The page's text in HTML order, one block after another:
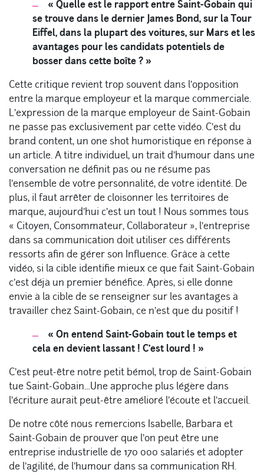
« Quelle est le rapport entre Saint-Gobain qui
se trouve dans le dernier James Bond, sur la Tour
Eiffel, dans la plupart des voitures, sur Mars et les
avantages pour les candidats potentiels de
bosser dans cette boîte ? »
Cette critique revient trop souvent dans l’opposition
entre la marque employeur et la marque commerciale.
L’expression de la marque employeur de Saint-Gobain
ne passe pas exclusivement par cette vidéo. C’est du
brand content, un one shot humoristique en réponse à
un article. A titre individuel, un trait d’humour dans une
conversation ne définit pas ou ne résume pas
l’ensemble de votre personnalité, de votre identité. De
plus, il faut arrêter de cloisonner les territoires de
marque, aujourd’hui c’est un tout ! Nous sommes tous
« Citoyen, Consommateur, Collaborateur », l’entreprise
dans sa communication doit utiliser ces différents
ressorts afin de gérer son Influence. Grâce à cette
vidéo, si la cible identifie mieux ce que fait Saint-Gobain
c’est déjà un premier bénéfice. Après, si elle donne
envie à la cible de se renseigner sur les avantages à
travailler chez Saint-Gobain, ce n’est que du positif !
« On entend Saint-Gobain tout le temps et
cela en devient lassant ! C’est lourd ! »
C’est peut-être notre petit bémol, trop de Saint-Gobain
tue Saint-Gobain…Une approche plus légère dans
l’écriture aurait peut-être amélioré l’écoute et l’accueil.
De notre côté nous remercions Isabelle, Barbara et
Saint-Gobain de prouver que l’on peut être une
entreprise industrielle de 170 000 salariés et adopter
de l’agilité, de l’humour dans sa communication RH.